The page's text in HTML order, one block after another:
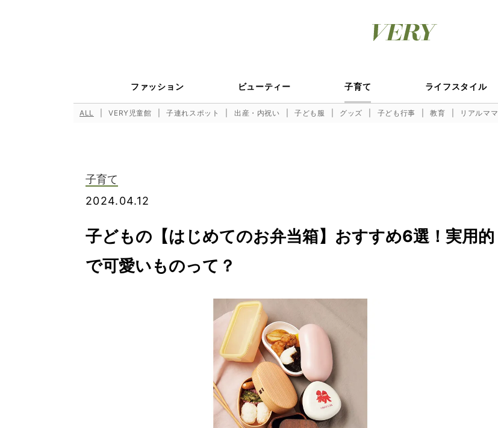
ファッション ビューティー 子育て ライフスタイル
ALL VERY児童館 子連れスポット 出産・内祝い 子ども服 グッズ 子ども行事 教育 リアルママ
子育て
2024.04.12
子どもの【はじめてのお弁当箱】おすすめ6選！実用的
で可愛いものって？